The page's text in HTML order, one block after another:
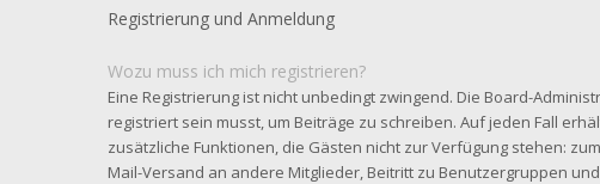
Registrierung und Anmeldung
Wozu muss ich mich registrieren?
Eine Registrierung ist nicht unbedingt zwingend. Die Board-
registriert sein musst, um Beiträge zu schreiben. Auf jeden Fall
zusätzliche Funktionen, die Gästen nicht zur Verfügung stehen:
Mail-Versand an andere Mitglieder, Beitritt zu Benutzergruppen